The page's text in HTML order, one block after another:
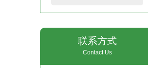
联系方式
Contact Us